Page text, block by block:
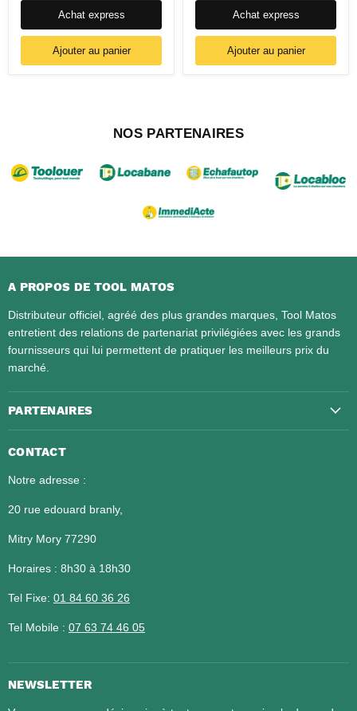
Achat express
Ajouter au panier
Achat express
Ajouter au panier
NOS PARTENAIRES
A PROPOS DE TOOL MATOS
Distributeur officiel, agréé des plus grandes marques, Tool Matos
entretient des relations de partenariat privilégiées avec les grands
fournisseurs qui lui permettent de pratiquer les meilleurs prix du
marché.
PARTENAIRES
CONTACT
Notre adresse :
20 rue edouard branly,
Mitry Mory 77290
Horaires : 8h30 à 18h30
Tel Fixe: 01 84 60 36 26​​​​​​​
Tel Mobile : 07 63 74 46 05
NEWSLETTER